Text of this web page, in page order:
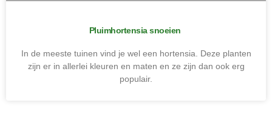
Pluimhortensia snoeien
In de meeste tuinen vind je wel een hortensia. Deze planten
zijn er in allerlei kleuren en maten en ze zijn dan ook erg
populair.